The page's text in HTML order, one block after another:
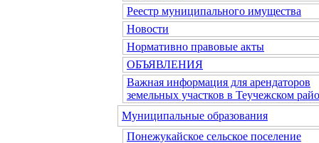
Реестр муниципального имущества
Новости
Нормативно правовые акты
ОБЪЯВЛЕНИЯ
Важная информация для арендаторов
земельных участков в Теучежском
Муниципальные образования
Понежукайское сельское поселение